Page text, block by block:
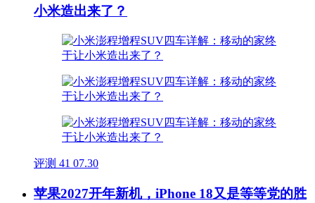
小米造出来了？
评测 41 07.30
苹果2027开年新机，iPhone 18又是等等党的胜